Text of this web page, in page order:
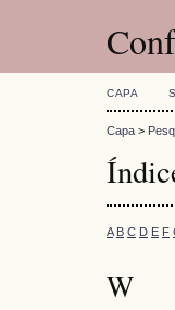
CAPA
Capa >
A B C D E F
W